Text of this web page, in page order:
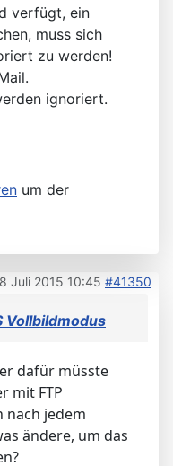
verfügt, ein
muss sich
zu werden!
ignoriert.
um der
Juli 2015 10:45 #41350
Vollbildmodus
dafür müsste
mit FTP
nach jedem
ändere, um das